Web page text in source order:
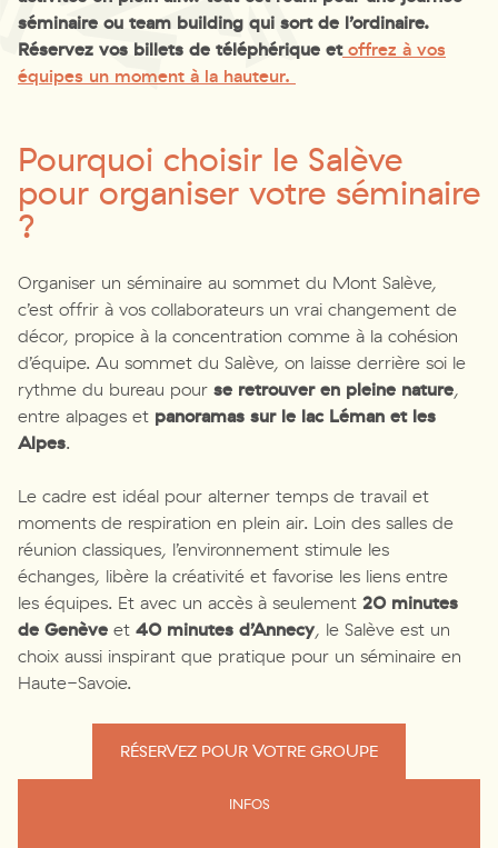
séminaire ou team building qui sort de l’ordinaire.
Réservez vos billets de téléphérique etoffrez à vos
équipes un moment à la hauteur.
Pourquoi choisir le Salève
pour organiser votre séminaire
?
Organiser un séminaire au sommet du Mont Salève,
c’est offrir à vos collaborateurs un vrai changement de
décor, propice à la concentration comme à la cohésion
d’équipe. Au sommet du Salève, on laisse derrière soi le
rythme du bureau pour se retrouver en pleine nature,
entre alpages et panoramas sur le lac Léman et les
Alpes.
Le cadre est idéal pour alterner temps de travail et
moments de respiration en plein air. Loin des salles de
réunion classiques, l’environnement stimule les
échanges, libère la créativité et favorise les liens entre
les équipes. Et avec un accès à seulement 20 minutes
de Genève et 40 minutes d’Annecy, le Salève est un
choix aussi inspirant que pratique pour un séminaire en
Haute-Savoie.
RÉSERVEZ POUR VOTRE GROUPE
INFOS